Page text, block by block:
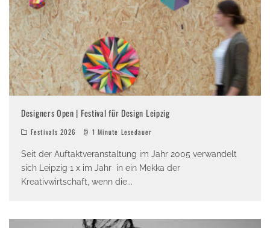
Designers Open | Festival für Design Leipzig
Festivals 2026 1 Minute Lesedauer
Seit der Auftaktveranstaltung im Jahr 2005 verwandelt
sich Leipzig 1 x im Jahr in ein Mekka der
Kreativwirtschaft, wenn die...